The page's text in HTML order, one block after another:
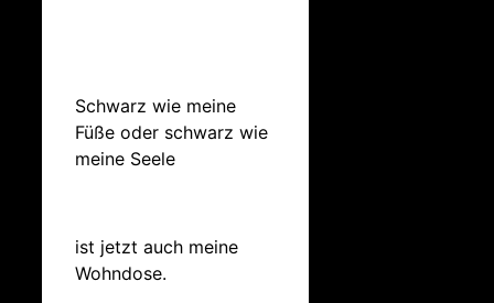
Schwarz wie meine
Füße oder schwarz wie
meine Seele
ist jetzt auch meine
Wohndose.